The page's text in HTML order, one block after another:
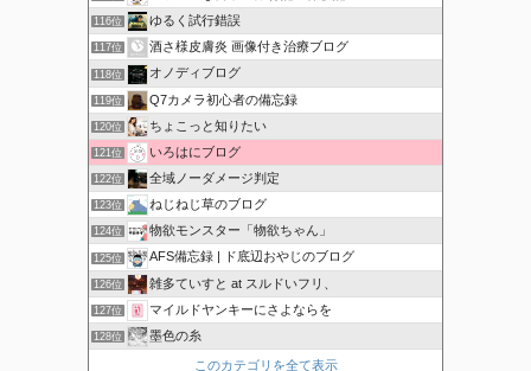
116位 ゆるく試行錯誤
117位 酒さ様皮膚炎 画像付き治療ブログ
118位 オノディブログ
119位 Q7カメラ初心者の備忘録
120位 ちょこっと知りたい
121位 いろはにブログ
122位 全域ノーダメージ判定
123位 ねじねじ草のブログ
124位 物欲モンスター「物欲ちゃん」
125位 AFS備忘録 | ド底辺おやじのブログ
126位 雑多ていすと at スルドいフリ、
127位 マイルドヤンキーにさよならを
128位 墨色の糸
このカテゴリを全て表示